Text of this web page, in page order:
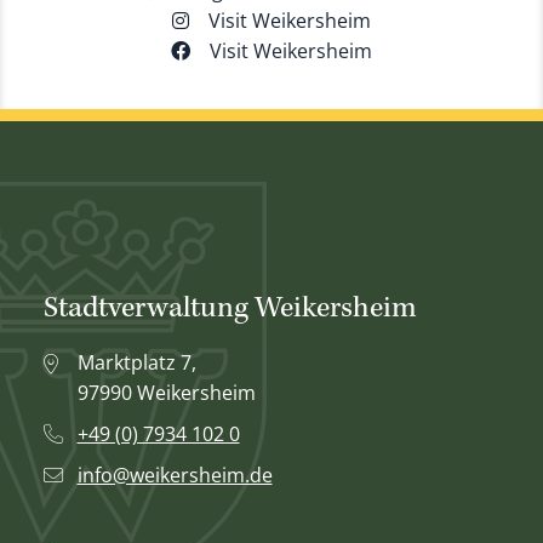
Visit Weikersheim
Visit Weikersheim
Stadtverwaltung Weikersheim
Marktplatz 7,
97990 Weikersheim
+49 (0) 7934 102 0
info@weikersheim.de